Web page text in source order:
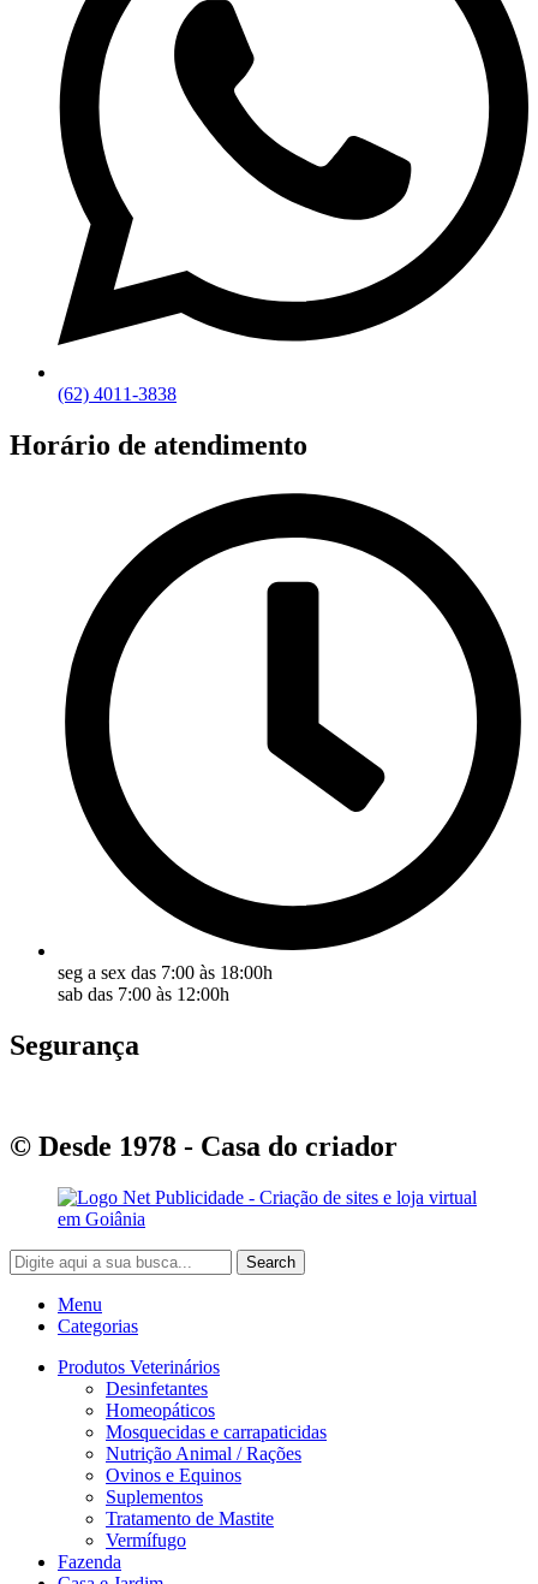
(62) 4011-3838
Horário de atendimento
seg a sex das 7:00 às 18:00h
sab das 7:00 às 12:00h
Segurança
© Desde 1978 - Casa do criador
Search
Menu
Categorias
Produtos Veterinários
Desinfetantes
Homeopáticos
Mosquecidas e carrapaticidas
Nutrição Animal / Rações
Ovinos e Equinos
Suplementos
Tratamento de Mastite
Vermífugo
Fazenda